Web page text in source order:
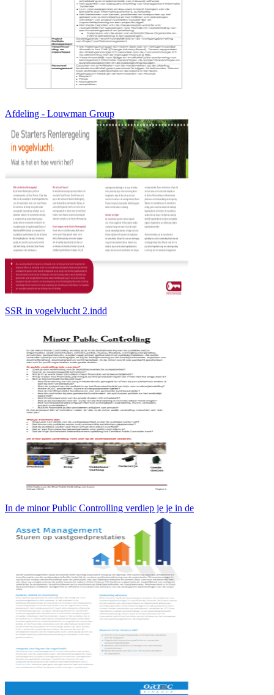
Afdeling - Louwman Group
SSR in vogelvlucht 2.indd
In de minor Public Controlling verdiep je je in de